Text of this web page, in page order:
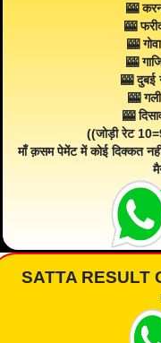
🎰
🎰
🎰
🎰
🎰 दुबई
🎰
🎰
((जोड़ी रेट
माँ क़सम पेमेंट में कोई दिक्कत
SATTA RESULT